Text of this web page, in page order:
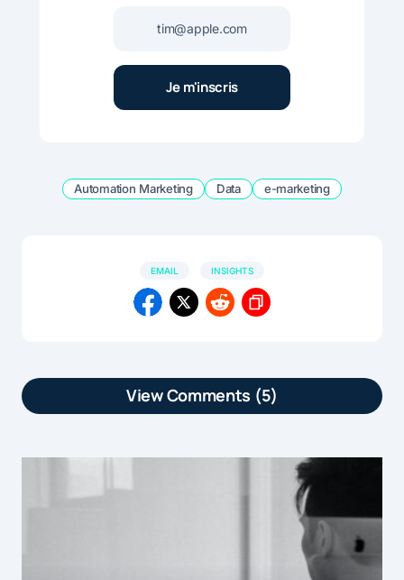
Automation Marketing Data e-marketing
EMAIL INSIGHTS
View Comments (5)
originale, avec à terme un ROI optimisé
grâce au ciblage. Une fois la campagne
menée à son terme, les données
recueillies vont pouvoir enrichir vos